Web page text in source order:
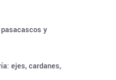
y
ejes, cardanes,